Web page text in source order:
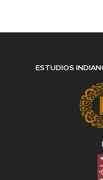
ESTUDIOS